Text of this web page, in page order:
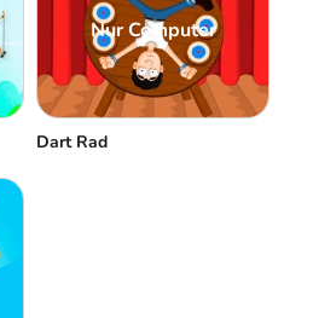
Nur Computer
Dart Rad